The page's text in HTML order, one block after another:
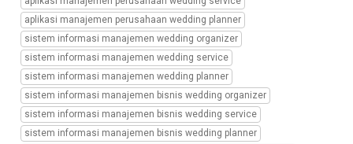
aplikasi manajemen perusahaan wedding planner
sistem informasi manajemen wedding organizer
sistem informasi manajemen wedding service
sistem informasi manajemen wedding planner
sistem informasi manajemen bisnis wedding organizer
sistem informasi manajemen bisnis wedding service
sistem informasi manajemen bisnis wedding planner
keamanan
data,
keamanan
akun,
password,
akun
instagram
dihack,
akun